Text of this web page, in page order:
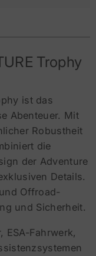
Trophy
ist das
Abenteuer. Mit
Robustheit
die
der Adventure
Details.
Offroad-
und Sicherheit.
ESA-Fahrwerk,